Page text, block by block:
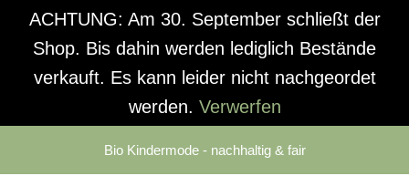
ACHTUNG: Am 30. September schließt der
Shop. Bis dahin werden lediglich Bestände
verkauft. Es kann leider nicht nachgeordet
werden. Verwerfen
Bio Kindermode - nachhaltig & fair